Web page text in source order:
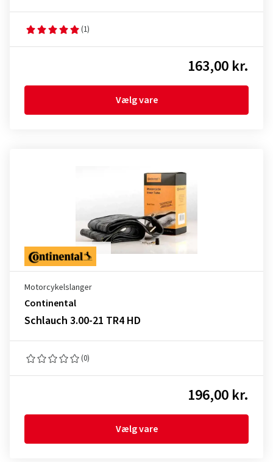
(1)
163,00 kr.
Vælg vare
Motorcykelslanger
Continental
Schlauch 3.00-21 TR4 HD
(0)
196,00 kr.
Vælg vare